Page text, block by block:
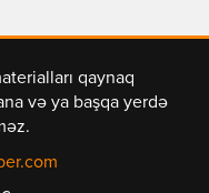
qaynaq
və ya başqa yerdə